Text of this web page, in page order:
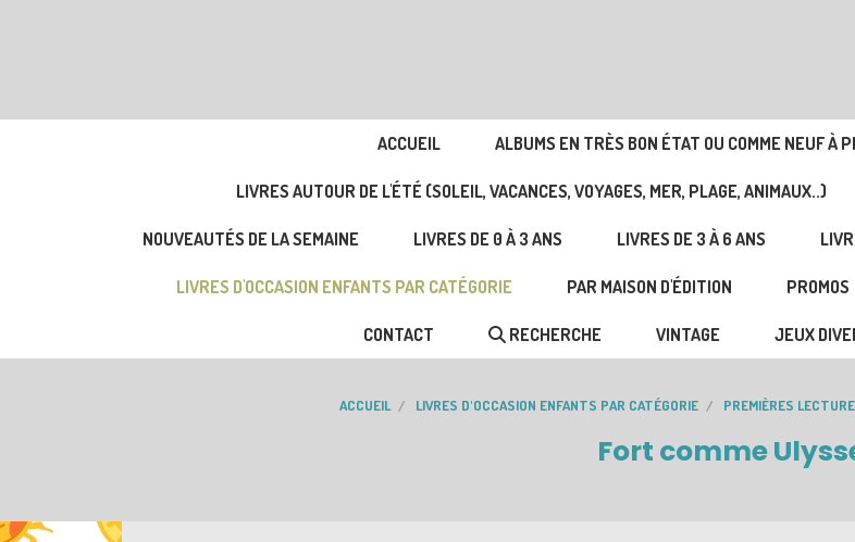
ACCUEIL ALBUMS EN TRÈS BON ÉTAT OU COMME NEUF À
LIVRES AUTOUR DE L'ÉTÉ (SOLEIL, VACANCES, VOYAGES, MER, PLAGE, ANIMAUX..)
NOUVEAUTÉS DE LA SEMAINE LIVRES DE 0 À 3 ANS LIVRES DE 3 À 6 ANS
LIVRES D'OCCASION ENFANTS PAR CATÉGORIE PAR MAISON D'ÉDITION PROMOS
CONTACT RECHERCHE VINTAGE JEUX
ACCUEIL LIVRES D'OCCASION ENFANTS PAR CATÉGORIE PREMIÈRES
Fort comme